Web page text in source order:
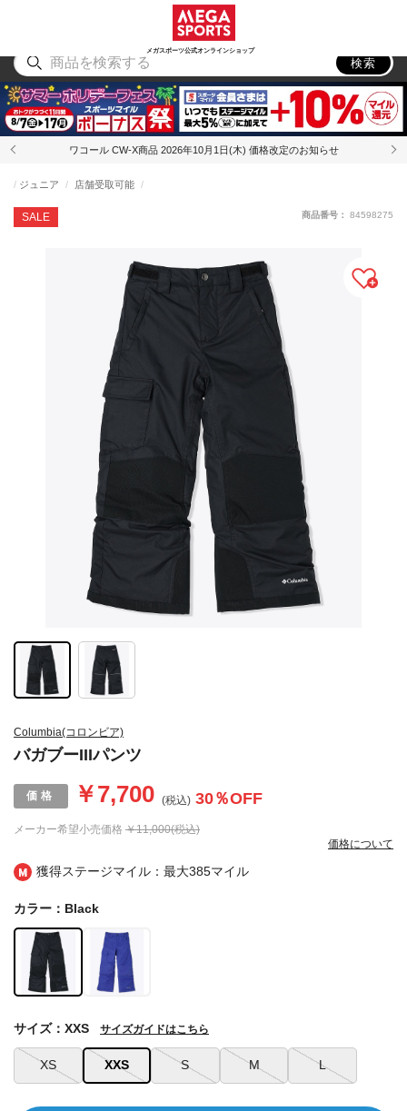
メガスポーツ公式オンラインショップ
アウトドア
検索
ワコール CW-X商品 2026年10月1日(木) 価格改定のお知らせ
獲得ステージマイル：最大385マイル
Columbia(コロンビア)
バガブーIIIパンツ
SALE
ジュニア 店舗受取可能
メーカー希望小売価格 ￥11,000(税込)
￥7,700 (税込) 30％OFF
価格について
商品番号： 84598275
カラー：Black
XS XXS S M L
サイズ：XXS サイズガイドはこちら